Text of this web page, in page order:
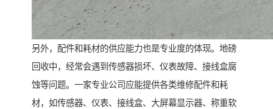
另外，配件和耗材的供应能力也是专业度的体现。地磅
回收中，经常会遇到传感器损坏、仪表故障、接线盒腐
蚀等问题。一家专业公司应能提供各类维修配件和耗
材，如传感器、仪表、接线盒、大屏幕显示器、称重软